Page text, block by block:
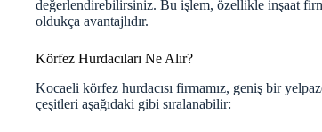
değerlendirebilirsiniz. Bu işlem, özellikle inşaat
oldukça avantajlıdır.
Körfez Hurdacıları Ne Alır?
Kocaeli körfez hurdacısı firmamız, geniş bir
çeşitleri aşağıdaki gibi sıralanabilir: